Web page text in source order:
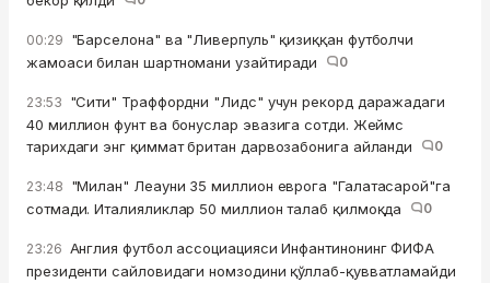
00:29 "Барселона" ва "Ливерпуль" қизиққан футболчи
жамоаси билан шартномани узайтиради
0
23:53 "Сити" Траффордни "Лидс" учун рекорд даражадаги
40 миллион фунт ва бонуслар эвазига сотди. Жеймс
тарихдаги энг қиммат британ дарвозабонига айланди
0
23:48 "Милан" Леауни 35 миллион еврога "Галатасарой"га
сотмади. Италияликлар 50 миллион талаб қилмоқда
0
23:26 Англия футбол ассоциацияси Инфантинонинг ФИФА
президенти сайловидаги номзодини қўллаб-қувватламайди